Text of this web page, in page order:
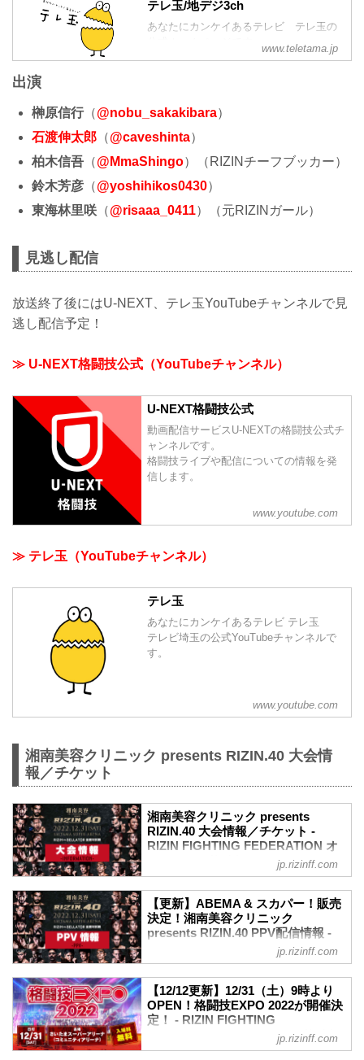
テレ玉/地デジ3ch
あなたにカンケイあるテレビ テレ玉の
www.teletama.jp
出演
榊原信行（@nobu_sakakibara）
石渡伸太郎 （@caveshinta）
柏木信吾 （@MmaShingo）（RIZINチーフブッカー）
鈴木芳彦 （@yoshihikos0430）
東海林里咲 （@risaaa_0411）（元RIZINガール）
見逃し配信
放送終了後にはU-NEXT、テレ玉YouTubeチャンネルで見
逃し配信予定！
≫ U-NEXT格闘技公式（YouTubeチャンネル）
U-NEXT格闘技公式
動画配信サービスU-NEXTの格闘技公式チ
ャンネルです。
格闘技ライブや配信についての情報を発
信します。
www.youtube.com
≫ テレ玉（YouTubeチャンネル）
テレ玉
あなたにカンケイあるテレビ テレ玉
テレビ埼玉の公式YouTubeチャンネルで
す。
www.youtube.com
湘南美容クリニック presents RIZIN.40 大会情
報／チケット
湘南美容クリニック presents
RIZIN.40 大会情報／チケット -
RIZIN FIGHTING FEDERATION オ
12/21（水）更新
チケット
SA席（17,000円）が12/22（木）10:00よ
り販売開始！
チケット
VVIP席、VIP席、SRS席、A席は完売い
たしました。
MOVIE
【Trailer】湘南美容クリニック presents
RIZIN.40 in さいたまスーパーアリーナ
jp.rizinff.com
【更新】ABEMA & スカパー！販売
決定！湘南美容クリニック
presents RIZIN.40 PPV配信情報 -
RIZIN FIGHTING FEDERATION オ
フィシャルサイト
更新情報
12/12（月）更新
以下のプラットフォームでもPPV配信の
販売が決定！
jp.rizinff.com
【12/12更新】12/31（土）9時より
OPEN！格闘技EXPO 2022が開催決
定！ - RIZIN FIGHTING
FEDERATION オフィシャルサイト
jp.rizinff.com